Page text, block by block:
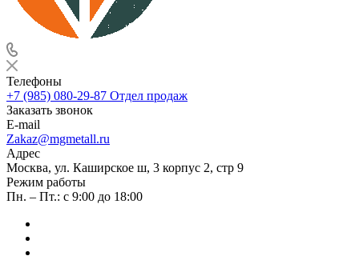
Телефоны
+7 (985) 080-29-87 Отдел продаж
Заказать звонок
E-mail
Zakaz@mgmetall.ru
Адрес
Москва, ул. Каширское ш, 3 корпус 2, стр 9
Режим работы
Пн. – Пт.: с 9:00 до 18:00